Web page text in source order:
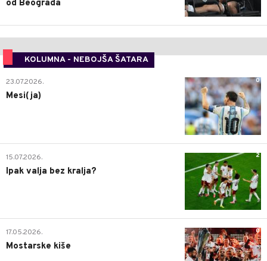
od Beograda
KOLUMNA - NEBOJŠA ŠATARA
0
23.07.2026.
Mesi(ja)
2
15.07.2026.
Ipak valja bez kralja?
0
17.05.2026.
Mostarske kiše